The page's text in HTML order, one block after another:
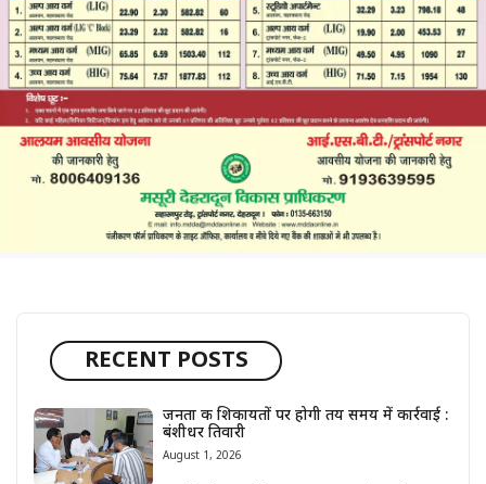
RECENT POSTS
जनता की शिकायतों पर होगी तय समय में कार्रवाई :
बंशीधर तिवारी
August 1, 2026